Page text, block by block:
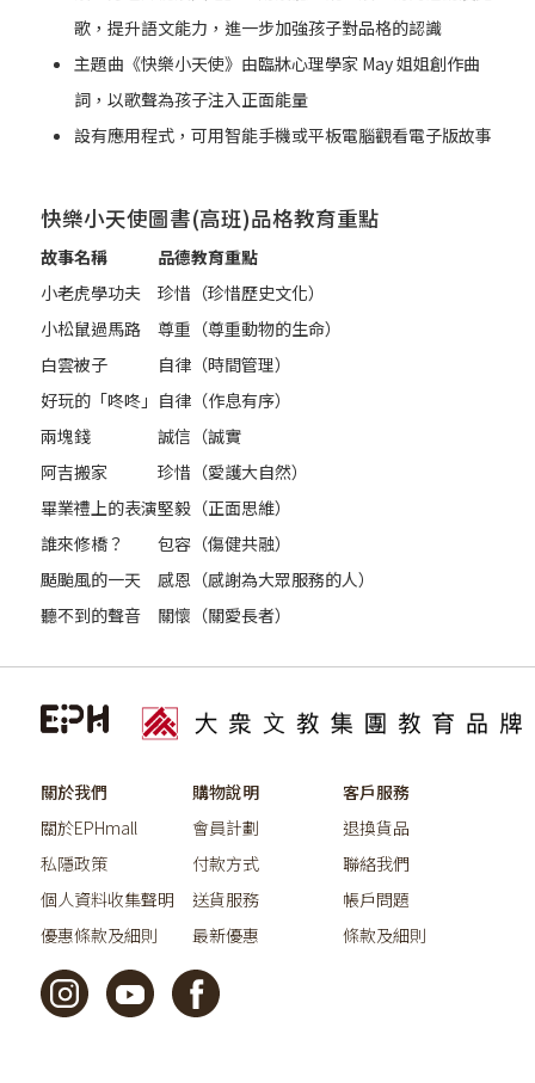
歌，提升語文能力，進一步加強孩子對品格的認識
主題曲《快樂小天使》由臨牀心理學家 May 姐姐創作曲
詞，以歌聲為孩子注入正面能量
設有應用程式，可用智能手機或平板電腦觀看電子版故事
快樂小天使圖書(高班)品格教育重點
故事名稱
品德教育重點
小老虎學功夫
珍惜（珍惜歷史文化）
小松鼠過馬路
尊重（尊重動物的生命）
白雲被子
自律（時間管理）
好玩的「咚咚」 自律（作息有序）
兩塊錢
誠信（誠實
阿吉搬家
珍惜（愛護大自然）
畢業禮上的表演堅毅（正面思維）
誰來修橋？
包容（傷健共融）
颳颱風的一天
感恩（感謝為大眾服務的人）
聽不到的聲音
關懷（關愛長者）
關於我們
關於EPHmall
私隱政策
個人資料收集聲明
優惠條款及細則
購物說明
會員計劃
付款方式
送貨服務
最新優惠
客戶服務
退換貨品
聯絡我們
帳戶問題
條款及細則